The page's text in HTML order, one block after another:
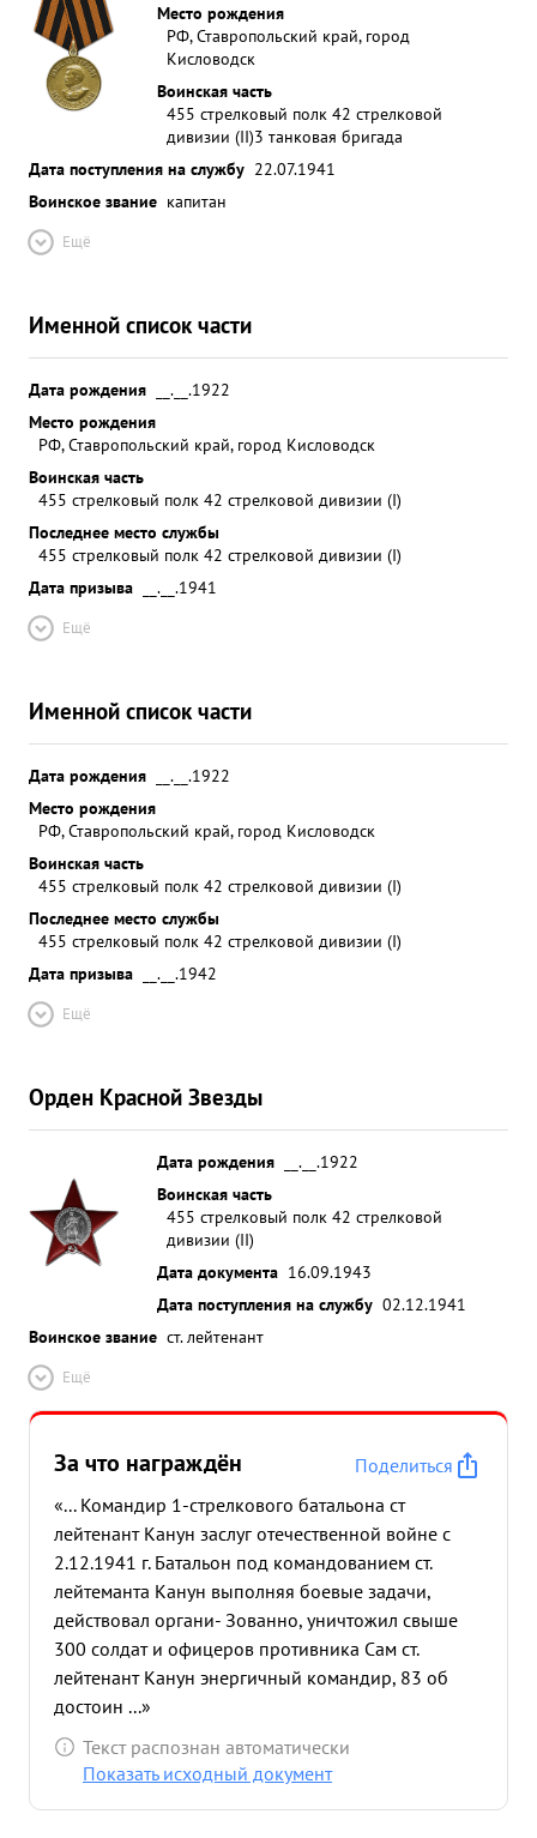
Место рождения
РФ, Ставропольский край, город
Кисловодск
Воинская часть
455 стрелковый полк 42 стрелковой
дивизии (II)3 танковая бригада
Дата поступления на службу 22.07.1941
Воинское звание капитан
Ещё
Именной список части
Дата рождения
__.__.1922
Место рождения
РФ, Ставропольский край, город Кисловодск
Воинская часть
455 стрелковый полк 42 стрелковой дивизии (I)
Последнее место службы
455 стрелковый полк 42 стрелковой дивизии (I)
Дата призыва
__.__.1941
Ещё
Именной список части
Дата рождения
__.__.1922
Место рождения
РФ, Ставропольский край, город Кисловодск
Воинская часть
455 стрелковый полк 42 стрелковой дивизии (I)
Последнее место службы
455 стрелковый полк 42 стрелковой дивизии (I)
Дата призыва
__.__.1942
Ещё
Орден Красной Звезды
Дата рождения
__.__.1922
Воинская часть
455 стрелковый полк 42 стрелковой
дивизии (II)
Дата документа 16.09.1943
Дата поступления на службу 02.12.1941
Воинское звание ст. лейтенант
Ещё
За что награждён
Поделиться
«... Командир 1-стрелкового батальона ст
лейтенант Канун заслуг отечественной войне с
2.12.1941 г. Батальон под командованием ст.
лейтеманта Канун выполняя боевые задачи,
действовал органи- Зованно, уничтожил свыше
300 солдат и офицеров противника Сам ст.
лейтенант Канун энергичный командир, 83 об
достоин ...»
Текст распознан автоматически
Показать исходный документ